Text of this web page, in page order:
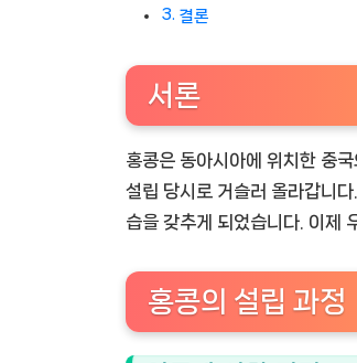
결론
서론
홍콩은 동아시아에 위치한 중
설립 당시로 거슬러 올라갑니
습을 갖추게 되었습니다. 이제
홍콩의 설립 과정